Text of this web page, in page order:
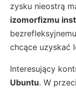
zysku nieostrą
izomorfizmu
chcące uzyskać
Interesujący
Ubuntu. W